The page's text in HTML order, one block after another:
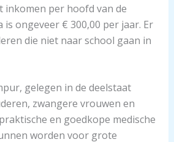
inkomen per hoofd van de
is ongeveer € 300,00 per jaar. Er
die niet naar school gaan in
gelegen in de deelstaat
zwangere vrouwen en
en goedkope medische
worden voor grote